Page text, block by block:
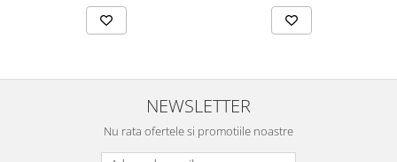
NEWSLETTER
Nu rata ofertele si promotiile noastre